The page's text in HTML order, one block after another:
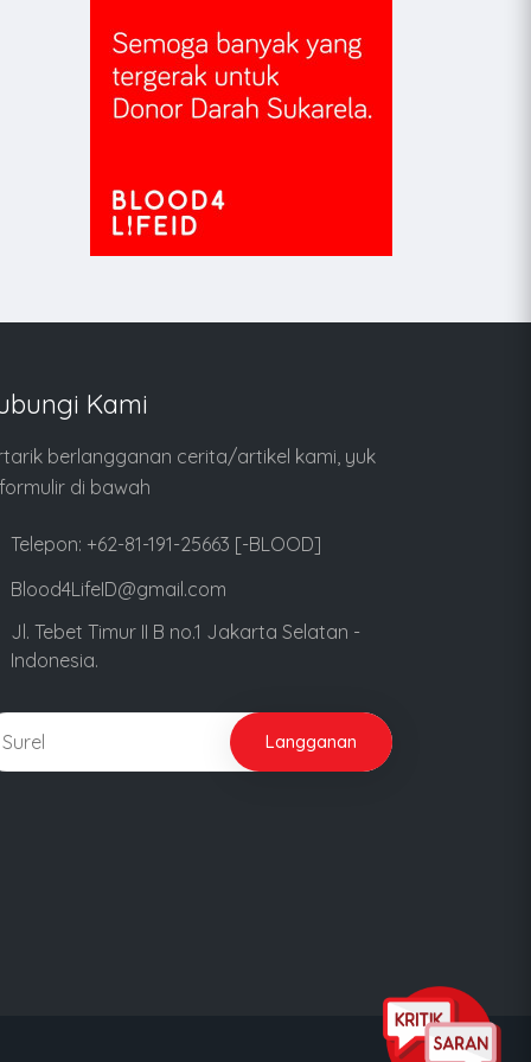
Kami
berlangganan cerita/artikel kami, yuk
di bawah
Telepon: +62-81-191-25663 [-BLOOD]
Blood4LifeID@gmail.com
Jl. Tebet Timur II B no.1 Jakarta Selatan -
Indonesia.
Langganan